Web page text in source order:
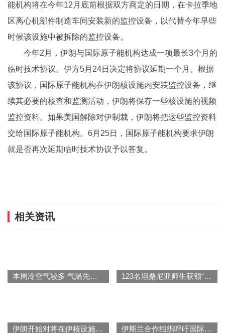
能机构将在今年12月底前根据双方商定的日期，在卡拉季地
区离心机部件制造车间安装新的监控设备，以代替今年早些
时候该设施中被拆除的监控设备。
今年2月，伊朗与国际原子能机构达成一项最长3个月的
临时技术协议。伊方5月24日决定将协议延期一个月。根据
该协议，国际原子能机构在伊朗核设施内安装监控设备，继
续其必要的核查和监测活动，伊朗将保存一些核设施的视频
监控资料。如果美国解除对伊制裁，伊朗将把这些监控资料
交给国际原子能机构。6月25日，国际原子能机构要求伊朗
就是否再次延期临时技术协议予以答复。
相关资讯
本周冷空气较多 气温先升后降波动大 123名坦桑尼亚师生获颁“中国大使奖”
伊朗开始对将在伊核设施内安装的监控摄像设备进行检查 伊斯兰合作组织呼吁国际社会帮助阿富汗解决人道主义危机